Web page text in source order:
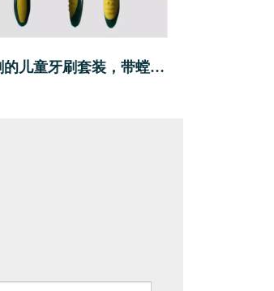
带牙刷的儿童牙刷套装，带螳螂柄和软毛